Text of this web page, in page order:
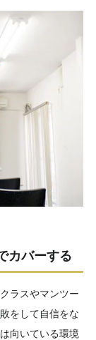
カバーする
ラスやマンツー
をして自信をな
向いている環境